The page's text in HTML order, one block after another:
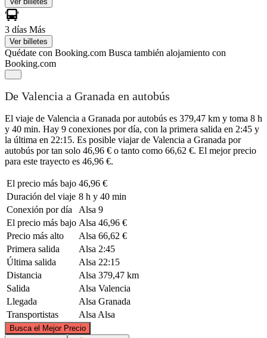
3 días Más
Ver billetes
Quédate con Booking.com Busca también alojamiento con
Booking.com
De Valencia a Granada en autobús
El viaje de Valencia a Granada por autobús es 379,47 km y toma 8 h
y 40 min. Hay 9 conexiones por día, con la primera salida en 2:45 y
la última en 22:15. Es posible viajar de Valencia a Granada por
autobús por tan solo 46,96 € o tanto como 66,62 €. El mejor precio
para este trayecto es 46,96 €.
El precio más bajo 46,96 €
Duración del viaje 8 h y 40 min
Conexión por día
Alsa 9
El precio más bajo Alsa 46,96 €
Precio más alto
Alsa 66,62 €
Primera salida
Alsa 2:45
Última salida
Alsa 22:15
Distancia
Alsa 379,47 km
Salida
Alsa Valencia
Llegada
Alsa Granada
Transportistas
Alsa Alsa
Busca el Mejor Precio